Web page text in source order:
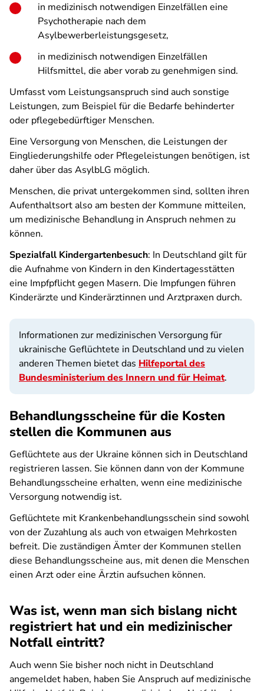
in medizinisch notwendigen Einzelfällen eine
Psychotherapie nach dem
Asylbewerberleistungsgesetz,
in medizinisch notwendigen Einzelfällen
Hilfsmittel, die aber vorab zu genehmigen sind.
Umfasst vom Leistungsanspruch sind auch sonstige
Leistungen, zum Beispiel für die Bedarfe behinderter
oder pflegebedürftiger Menschen.
Eine Versorgung von Menschen, die Leistungen der
Eingliederungshilfe oder Pflegeleistungen benötigen, ist
daher über das AsylbLG möglich.
Menschen, die privat untergekommen sind, sollten ihren
Aufenthaltsort also am besten der Kommune mitteilen,
um medizinische Behandlung in Anspruch nehmen zu
können.
Spezialfall Kindergartenbesuch: In Deutschland gilt für
die Aufnahme von Kindern in den Kindertagesstätten
eine Impfpflicht gegen Masern. Die Impfungen führen
Kinderärzte und Kinderärztinnen und Arztpraxen durch.
Informationen zur medizinischen Versorgung für
ukrainische Geflüchtete in Deutschland und zu vielen
anderen Themen bietet das Hilfeportal des
Bundesministerium des Innern und für Heimat.
Behandlungsscheine für die Kosten
stellen die Kommunen aus
Geflüchtete aus der Ukraine können sich in Deutschland
registrieren lassen. Sie können dann von der Kommune
Behandlungsscheine erhalten, wenn eine medizinische
Versorgung notwendig ist.
Geflüchtete mit Krankenbehandlungsschein sind sowohl
von der Zuzahlung als auch von etwaigen Mehrkosten
befreit. Die zuständigen Ämter der Kommunen stellen
diese Behandlungsscheine aus, mit denen die Menschen
einen Arzt oder eine Ärztin aufsuchen können.
Was ist, wenn man sich bislang nicht
registriert hat und ein medizinischer
Notfall eintritt?
Auch wenn Sie bisher noch nicht in Deutschland
angemeldet haben, haben Sie Anspruch auf medizinische